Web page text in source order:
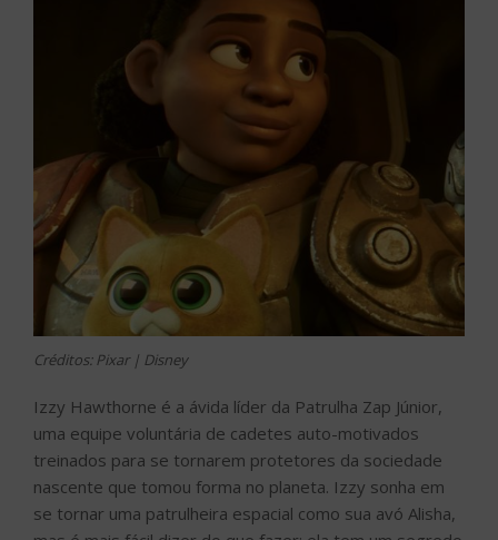
Créditos: Pixar | Disney
Izzy Hawthorne é a ávida líder da Patrulha Zap Júnior,
uma equipe voluntária de cadetes auto-motivados
treinados para se tornarem protetores da sociedade
nascente que tomou forma no planeta. Izzy sonha em
se tornar uma patrulheira espacial como sua avó Alisha,